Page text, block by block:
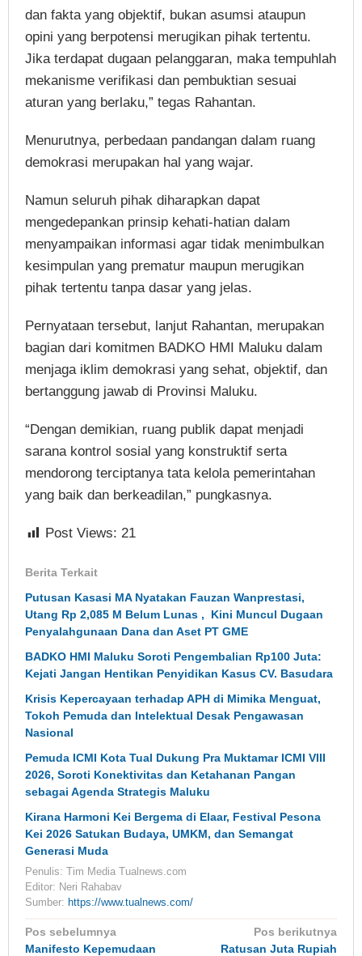
dan fakta yang objektif, bukan asumsi ataupun
opini yang berpotensi merugikan pihak tertentu.
Jika terdapat dugaan pelanggaran, maka tempuhlah
mekanisme verifikasi dan pembuktian sesuai
aturan yang berlaku,” tegas Rahantan.
Menurutnya, perbedaan pandangan dalam ruang
demokrasi merupakan hal yang wajar.
Namun seluruh pihak diharapkan dapat
mengedepankan prinsip kehati-hatian dalam
menyampaikan informasi agar tidak menimbulkan
kesimpulan yang prematur maupun merugikan
pihak tertentu tanpa dasar yang jelas.
Pernyataan tersebut, lanjut Rahantan, merupakan
bagian dari komitmen BADKO HMI Maluku dalam
menjaga iklim demokrasi yang sehat, objektif, dan
bertanggung jawab di Provinsi Maluku.
“Dengan demikian, ruang publik dapat menjadi
sarana kontrol sosial yang konstruktif serta
mendorong terciptanya tata kelola pemerintahan
yang baik dan berkeadilan,” pungkasnya.
Post Views: 21
Berita Terkait
Putusan Kasasi MA Nyatakan Fauzan Wanprestasi,
Utang Rp 2,085 M Belum Lunas , Kini Muncul Dugaan
Penyalahgunaan Dana dan Aset PT GME
BADKO HMI Maluku Soroti Pengembalian Rp100 Juta:
Kejati Jangan Hentikan Penyidikan Kasus CV. Basudara
Krisis Kepercayaan terhadap APH di Mimika Menguat,
Tokoh Pemuda dan Intelektual Desak Pengawasan
Nasional
Pemuda ICMI Kota Tual Dukung Pra Muktamar ICMI VIII
2026, Soroti Konektivitas dan Ketahanan Pangan
sebagai Agenda Strategis Maluku
Kirana Harmoni Kei Bergema di Elaar, Festival Pesona
Kei 2026 Satukan Budaya, UMKM, dan Semangat
Generasi Muda
Penulis: Tim Media Tualnews.com
Editor: Neri Rahabav
Sumber: https://www.tualnews.com/
Navigasi
pos
Pos sebelumnya
Manifesto Kepemudaan
Pos berikutnya
Ratusan Juta Rupiah